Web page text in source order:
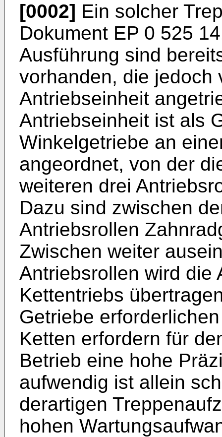
[0002] Ein solcher
Dokument EP 0 525
Ausführung sind
vorhanden, die jedoch
Antriebseinheit
Antriebseinheit ist als
Winkelgetriebe an
angeordnet, von der
weiteren drei
Dazu sind zwischen
Antriebsrollen
Zwischen weiter
Antriebsrollen wird die
Kettentriebs
Getriebe
Ketten erfordern für
Betrieb eine hohe
aufwendig ist allein
derartigen
hohen